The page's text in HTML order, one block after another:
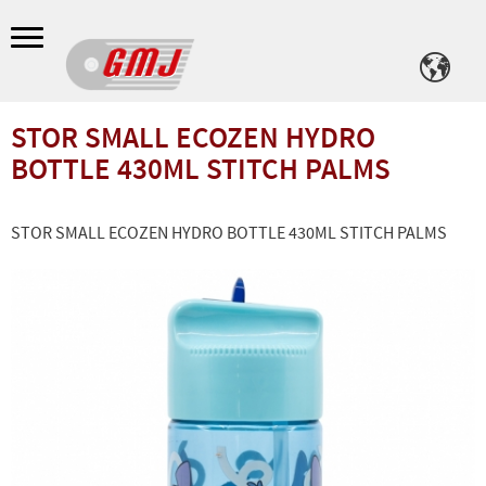
Meny
STOR SMALL ECOZEN HYDRO
BOTTLE 430ML STITCH PALMS
STOR SMALL ECOZEN HYDRO BOTTLE 430ML STITCH PALMS